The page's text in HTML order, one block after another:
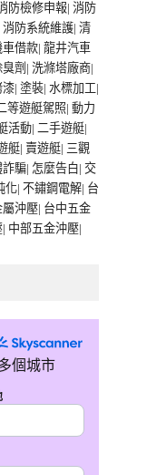
防檢修申報| 消防
消防系統維護| 清
車借款| 龍井汽車
劑 | 洗滌塔廠商|
漆| 塗裝| 水標加工|
等遊艇駕照| 動力
活動| 二手遊艇|
艇| 賣遊艇| 三觀
詐騙| 怎麼告白| 交
化| 不鏽鋼電解| 台
屬沖壓| 台中五金
| 中部五金沖壓|